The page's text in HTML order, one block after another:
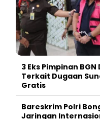
3 Eks Pimpinan
Terkait Dugaan
Gratis
Bareskrim Polri
Jaringan